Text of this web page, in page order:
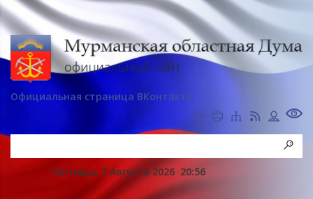
Официальная страница ВКонтакте
Пятница, 7 Августа 2026 20:56